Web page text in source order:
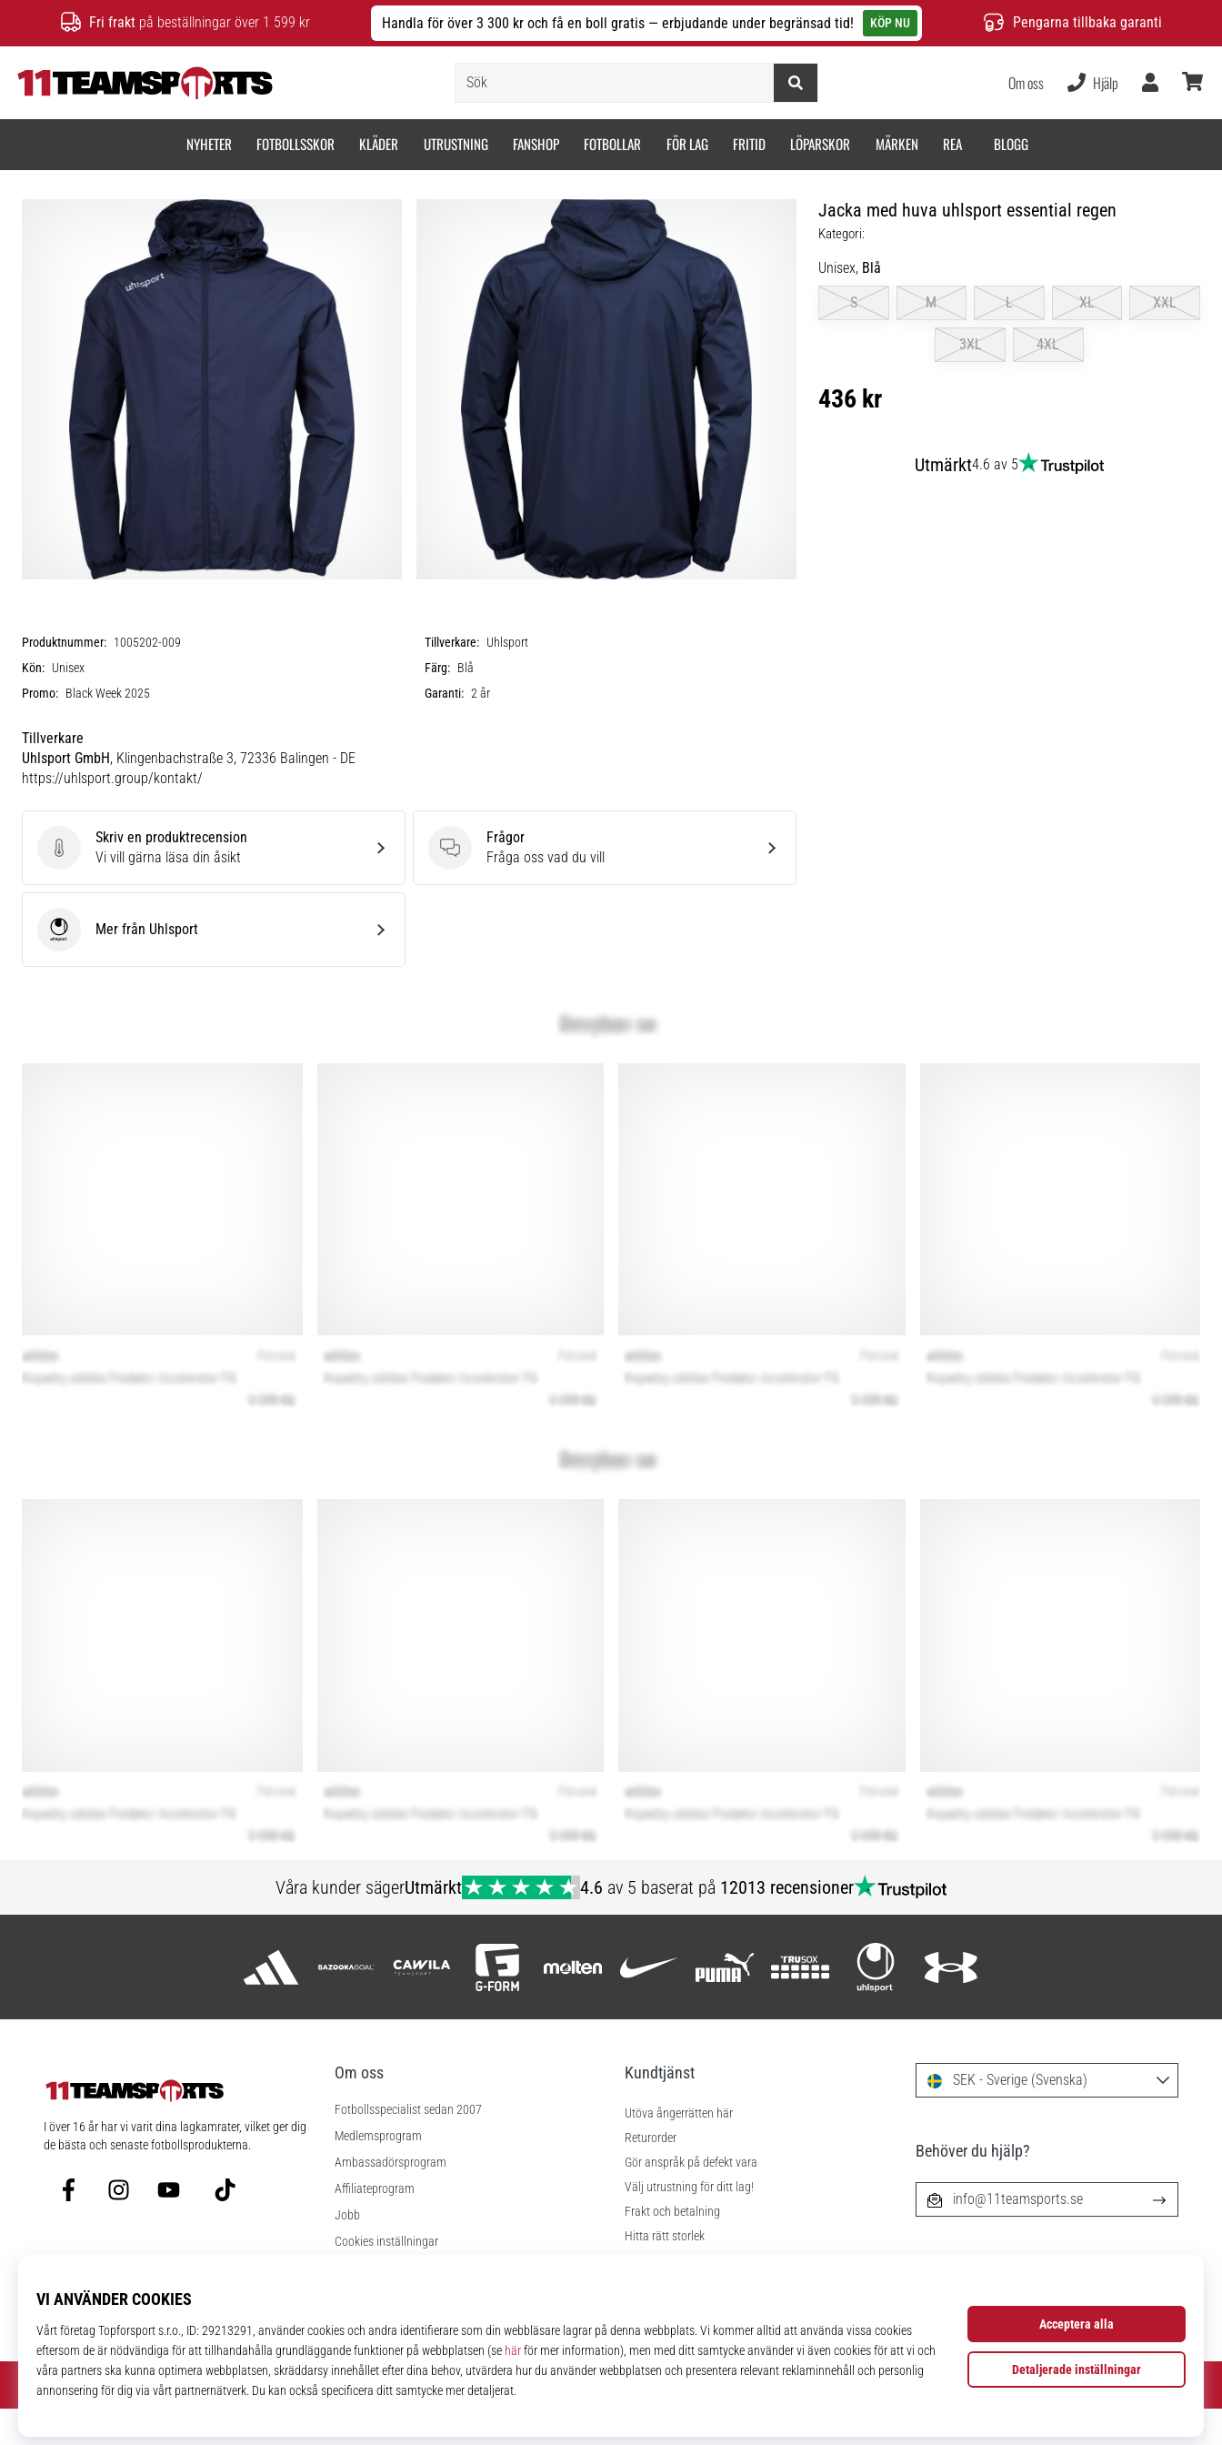
Fri frakt på beställningar över 1 599 kr Handla för över 3 300 kr och få en boll gratis — erbjudande under begränsad tid! KÖP NU Pengarna tillbaka garanti
Om oss Hjälp
NYHETER FOTBOLLSSKOR KLÄDER UTRUSTNING FANSHOP FOTBOLLAR FÖR LAG FRITID LÖPARSKOR MÄRKEN REA BLOGG
Jacka med huva uhlsport essential regen
Kategori:
Unisex, Blå
S
M L XL XXL
3XL 4XL
436 kr
Utmärkt4.6 av 5
Produktnummer: 1005202-009 Tillverkare: Uhlsport
Kön: Unisex Färg: Blå
Promo: Black Week 2025 Garanti: 2 år
Tillverkare
Uhlsport GmbH, Klingenbachstraße 3, 72336 Balingen - DE
https://uhlsport.group/kontakt/
Skriv en produktrecension
Skriv en produktrecension
Vi vill gärna läsa din åsikt
Frågor
Frågor
Fråga oss vad du vill
UhlsportMer från Uhlsport
Våra kunder sägerUtmärkt 4.6 av 5 baserat på 12013 recensioner
11teamsports.se
I över 16 år har vi varit dina lagkamrater, vilket ger dig
de bästa och senaste fotbollsprodukterna.
FacebookInstagramYouTubeTikTok
Om oss
Fotbollsspecialist sedan 2007
Medlemsprogram
Ambassadörsprogram
Affiliateprogram
Jobb
Cookies inställningar
Kundtjänst
Utöva ångerrätten här
Returorder
Gör anspråk på defekt vara
Välj utrustning för ditt lag!
Frakt och betalning
Hitta rätt storlek
SEK - Sverige (Svenska)
Behöver du hjälp?
info@11teamsports.se